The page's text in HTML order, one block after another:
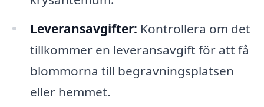
Leveransavgifter: Kontrollera om det
tillkommer en leveransavgift för att få
blommorna till begravningsplatsen
eller hemmet.